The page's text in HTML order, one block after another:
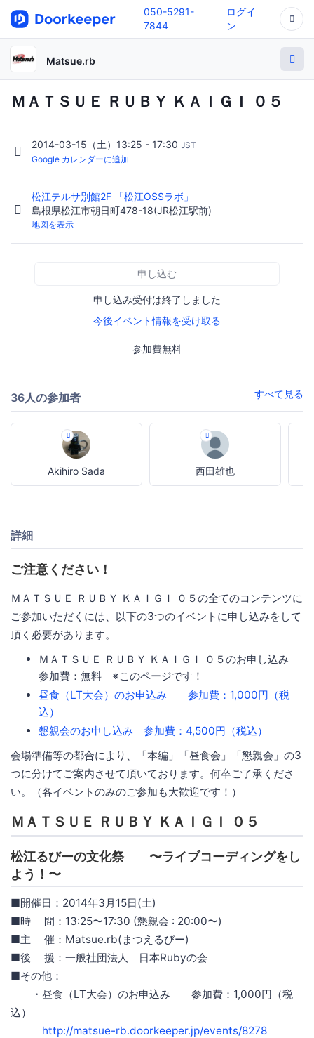
050-5291-
7844
ログイ
ン
Matsue.rb
ＭＡＴＳＵＥ ＲＵＢＹ ＫＡＩＧＩ ０５
2014-03-15（土）13:25 - 17:30 JST
Google カレンダーに追加
松江テルサ別館2F 「松江OSSラボ」
島根県松江市朝日町478-18(JR松江駅前)
地図を表示
申し込む
申し込み受付は終了しました
今後イベント情報を受け取る
参加費無料
36人の参加者 すべて見る
Akihiro Sada 西田雄也
詳細
ご注意ください！
ＭＡＴＳＵＥ ＲＵＢＹ ＫＡＩＧＩ ０５の全てのコンテンツに
ご参加いただくには、以下の3つのイベントに申し込みをして
頂く必要があります。
ＭＡＴＳＵＥ ＲＵＢＹ ＫＡＩＧＩ ０５のお申し込み
参加費：無料 ※このページです！
昼食（LT大会）のお申込み 参加費：1,000円（税
込）
懇親会のお申し込み 参加費：4,500円（税込）
会場準備等の都合により、「本編」「昼食会」「懇親会」の3
つに分けてご案内させて頂いております。何卒ご了承くださ
い。（各イベントのみのご参加も大歓迎です！）
ＭＡＴＳＵＥ ＲＵＢＹ ＫＡＩＧＩ ０５
松江るびーの文化祭 〜ライブコーディングをし
よう！〜
■開催日：2014年3月15日(土)
■時 間：13:25〜17:30 (懇親会 : 20:00〜)
■主 催：Matsue.rb(まつえるびー)
■後 援：一般社団法人 日本Rubyの会
■その他：
・昼食（LT大会）のお申込み 参加費：1,000円（税
込）
http://matsue-rb.doorkeeper.jp/events/8278